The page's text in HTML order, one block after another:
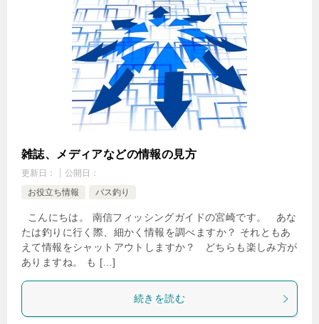
雑誌、メディアなどの情報の見方
更新日：
公開日：
お役立ち情報
バス釣り
こんにちは。 南信フィッシングガイドの宮崎です。 あな
たは釣りに行く際、細かく情報を調べますか？ それともあ
えて情報をシャットアウトしますか？ どちらも楽しみ方が
ありますね。 も […]
続きを読む